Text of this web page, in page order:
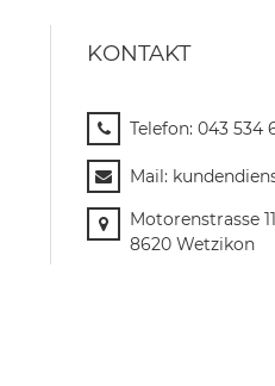
KONTAKT
Telefon: 043 534
Mail:
Motorenstrasse
8620 Wetzikon